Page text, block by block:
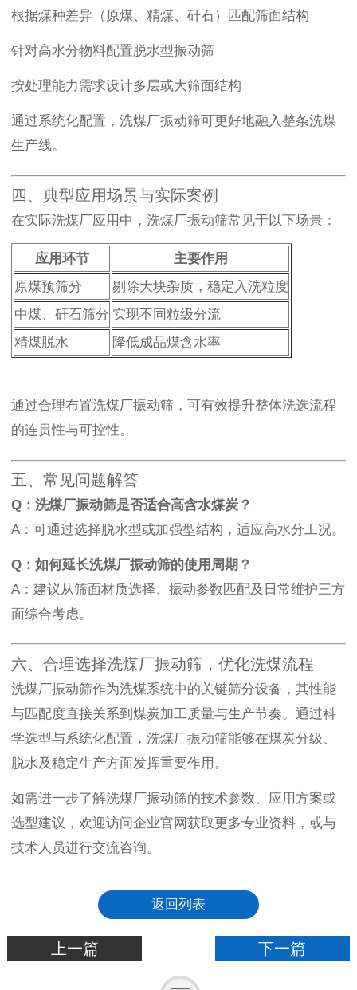
根据煤种差异（原煤、精煤、矸石）匹配筛面结构
针对高水分物料配置脱水型振动筛
按处理能力需求设计多层或大筛面结构
通过系统化配置，洗煤厂振动筛可更好地融入整条洗煤
生产线。
四、典型应用场景与实际案例
在实际洗煤厂应用中，洗煤厂振动筛常见于以下场景：
应用环节
主要作用
原煤预筛分
剔除大块杂质，稳定入洗粒度
中煤、矸石筛分 实现不同粒级分流
精煤脱水
降低成品煤含水率
通过合理布置洗煤厂振动筛，可有效提升整体洗选流程
的连贯性与可控性。
五、常见问题解答
Q：洗煤厂振动筛是否适合高含水煤炭？
A：可通过选择脱水型或加强型结构，适应高水分工况。
Q：如何延长洗煤厂振动筛的使用周期？
A：建议从筛面材质选择、振动参数匹配及日常维护三方
面综合考虑。
六、合理选择洗煤厂振动筛，优化洗煤流程
洗煤厂振动筛作为洗煤系统中的关键筛分设备，其性能
与匹配度直接关系到煤炭加工质量与生产节奏。通过科
学选型与系统化配置，洗煤厂振动筛能够在煤炭分级、
脱水及稳定生产方面发挥重要作用。
如需进一步了解洗煤厂振动筛的技术参数、应用方案或
选型建议，欢迎访问企业官网获取更多专业资料，或与
技术人员进行交流咨询。
返回列表
上一篇 下一篇